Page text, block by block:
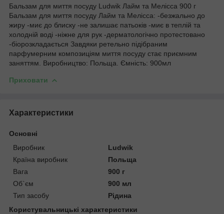
Бальзам для миття посуду Ludwik Лайм та Мелісса 900 г
Бальзам для миття посуду Лайм та Мелісса: -безжально до
жиру -миє до блиску -не залишає патьоків -миє в теплій та
холодній воді -ніжне для рук -дерматологічно протестовано
-біорозкладається Завдяки ретельно підібраним
парфумерним композиціям миття посуду стає приємним
заняттям. Виробництво: Польща. Ємність: 900мл
Приховати
Характеристики
Основні
Виробник
Ludwik
Країна виробник
Польща
Вага
900 г
Об`єм
900 мл
Тип засобу
Рідина
Користувальницькі характеристики